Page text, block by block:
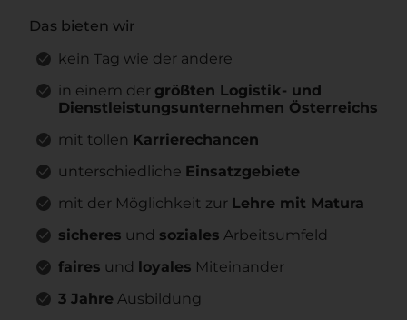
Das bieten wir
kein Tag wie der andere
in einem der größten Logistik- und
Dienstleistungsunternehmen Österreichs
mit tollen Karrierechancen
unterschiedliche Einsatzgebiete
mit der Möglichkeit zur Lehre mit Matura
sicheres und soziales Arbeitsumfeld
faires und loyales Miteinander
3 Jahre Ausbildung